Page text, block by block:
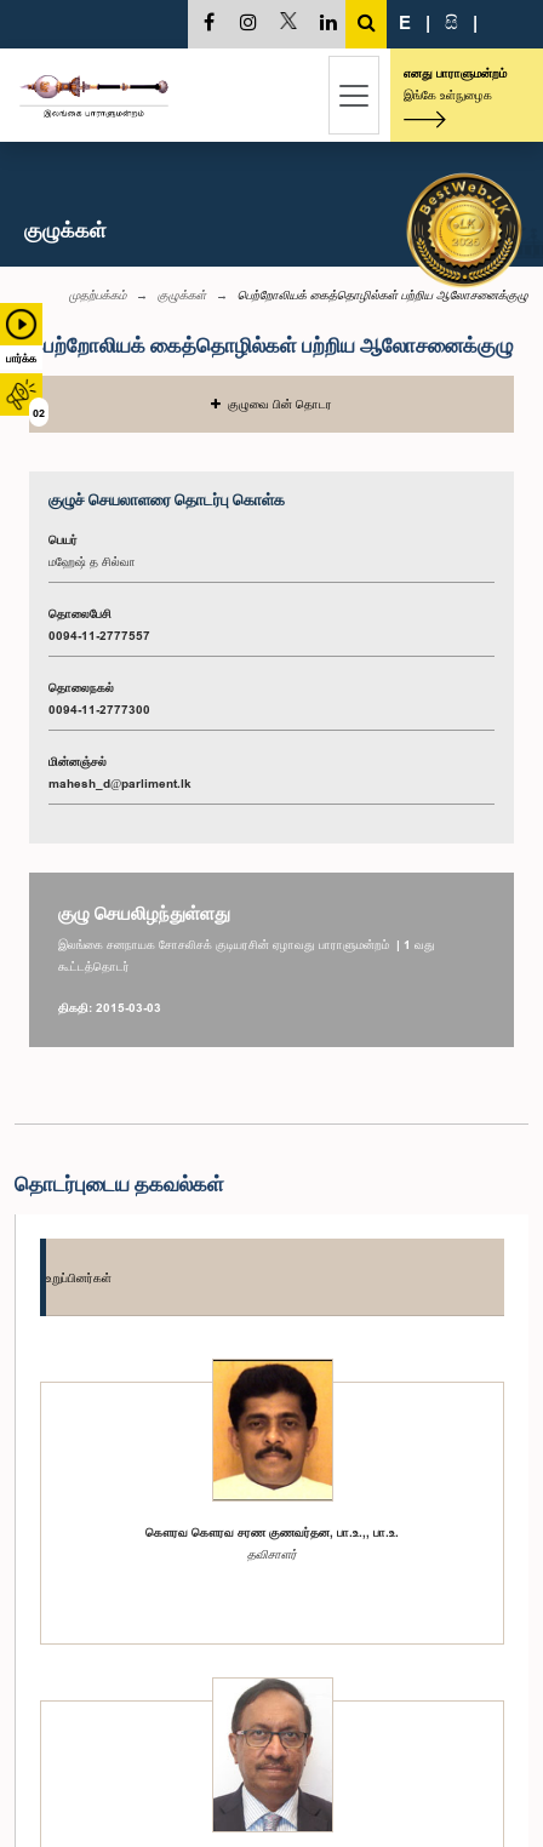
பார்க்க
02
E | සි |
எனது பாராளுமன்றம்
இங்கே உள்நுழைக
குழுக்கள்
முதற்பக்கம் குழுக்கள் பெற்றோலியக் கைத்தொழில்கள் பற்றிய ஆலோசனைக்குழு
பெற்றோலியக் கைத்தொழில்கள் பற்றிய ஆலோசனைக்குழு
குழுவை பின் தொடர
குழுச் செயலாளரை தொடர்பு கொள்க
பெயர்
மஹேஷ் த சில்வா
தொலைபேசி
0094-11-2777557
தொலைநகல்
0094-11-2777300
மின்னஞ்சல்
mahesh_d@parliment.lk
குழு செயலிழந்துள்ளது
இலங்கை சனநாயக சோசலிசக் குடியரசின் ஏழாவது பாராளுமன்றம் | 1 வது
கூட்டத்தொடர்
திகதி: 2015-03-03
தொடர்புடைய தகவல்கள்
உறுப்பினர்கள்
கௌரவ கௌரவ சரண குணவர்தன, பா.உ.,, பா.உ.
தவிசாளர்